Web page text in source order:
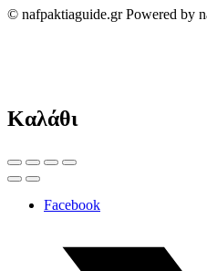
© nafpaktiaguide.gr Powered by
Καλάθι
Facebook